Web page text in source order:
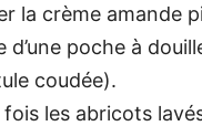
la crème amande
d’une poche à
coudée).
fois les abricots